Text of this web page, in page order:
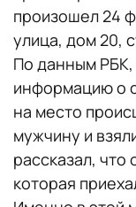
произошел 24
улица, дом 20,
По данным РБК,
информацию о
на место
мужчину и
рассказал, что
которая